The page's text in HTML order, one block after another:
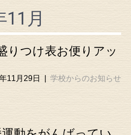
11月
りつけ表お便りアッ
11月29日 学校からのお知らせ